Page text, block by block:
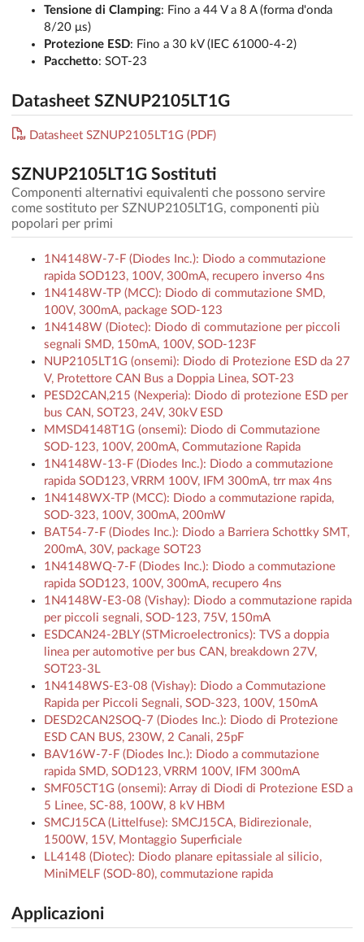
Tensione di Clamping: Fino a 44 V a 8 A (forma d'onda
8/20 μs)
Protezione ESD: Fino a 30 kV (IEC 61000-4-2)
Pacchetto: SOT-23
Datasheet SZNUP2105LT1G
Datasheet SZNUP2105LT1G (PDF)
SZNUP2105LT1G Sostituti
Componenti alternativi equivalenti che possono servire
come sostituto per SZNUP2105LT1G, componenti più
popolari per primi
1N4148W-7-F (Diodes Inc.): Diodo a commutazione
rapida SOD123, 100V, 300mA, recupero inverso 4ns
1N4148W-TP (MCC): Diodo di commutazione SMD,
100V, 300mA, package SOD-123
1N4148W (Diotec): Diodo di commutazione per piccoli
segnali SMD, 150mA, 100V, SOD-123F
NUP2105LT1G (onsemi): Diodo di Protezione ESD da 27
V, Protettore CAN Bus a Doppia Linea, SOT-23
PESD2CAN,215 (Nexperia): Diodo di protezione ESD per
bus CAN, SOT23, 24V, 30kV ESD
MMSD4148T1G (onsemi): Diodo di Commutazione
SOD-123, 100V, 200mA, Commutazione Rapida
1N4148W-13-F (Diodes Inc.): Diodo a commutazione
rapida SOD123, VRRM 100V, IFM 300mA, trr max 4ns
1N4148WX-TP (MCC): Diodo a commutazione rapida,
SOD-323, 100V, 300mA, 200mW
BAT54-7-F (Diodes Inc.): Diodo a Barriera Schottky SMT,
200mA, 30V, package SOT23
1N4148WQ-7-F (Diodes Inc.): Diodo a commutazione
rapida SOD123, 100V, 300mA, recupero 4ns
1N4148W-E3-08 (Vishay): Diodo a commutazione rapida
per piccoli segnali, SOD-123, 75V, 150mA
ESDCAN24-2BLY (STMicroelectronics): TVS a doppia
linea per automotive per bus CAN, breakdown 27V,
SOT23-3L
1N4148WS-E3-08 (Vishay): Diodo a Commutazione
Rapida per Piccoli Segnali, SOD-323, 100V, 150mA
DESD2CAN2SOQ-7 (Diodes Inc.): Diodo di Protezione
ESD CAN BUS, 230W, 2 Canali, 25pF
BAV16W-7-F (Diodes Inc.): Diodo a commutazione
rapida SMD, SOD123, VRRM 100V, IFM 300mA
SMF05CT1G (onsemi): Array di Diodi di Protezione ESD a
5 Linee, SC-88, 100W, 8 kV HBM
SMCJ15CA (Littelfuse): SMCJ15CA, Bidirezionale,
1500W, 15V, Montaggio Superficiale
LL4148 (Diotec): Diodo planare epitassiale al silicio,
MiniMELF (SOD-80), commutazione rapida
Applicazioni